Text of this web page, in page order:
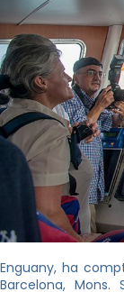
Enguany, ha
Barcelona,